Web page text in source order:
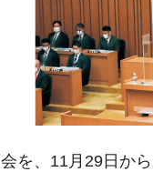
を、11月29日か